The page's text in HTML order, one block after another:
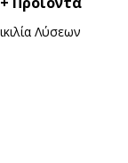
Λύσεων